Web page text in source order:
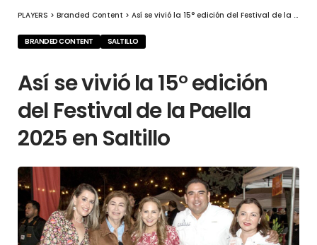
PLAYERS > Branded Content > Así se vivió la 15° edición del Festival de la Paella 2025 en Saltillo
BRANDED CONTENT SALTILLO
Así se vivió la 15° edición
del Festival de la Paella
2025 en Saltillo